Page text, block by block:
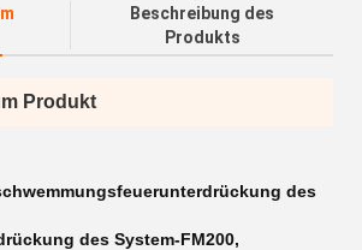
Beschreibung des
Produkts
Produkt
des
des System-FM200,